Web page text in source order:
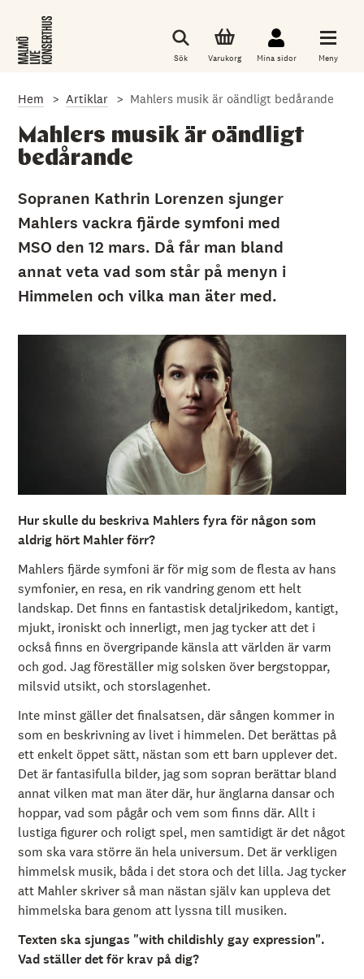
Sök Varukorg Mina sidor Meny
Hem Artiklar Mahlers musik är oändligt bedårande
Mahlers musik är oändligt
bedårande
Sopranen Kathrin Lorenzen sjunger
Mahlers vackra fjärde symfoni med
MSO den 12 mars. Då får man bland
annat veta vad som står på menyn i
Himmelen och vilka man äter med.
Hur skulle du beskriva Mahlers fyra för någon som
aldrig hört Mahler förr?
Mahlers fjärde symfoni är för mig som de flesta av hans
symfonier, en resa, en rik vandring genom ett helt
landskap. Det finns en fantastisk detaljrikedom, kantigt,
mjukt, ironiskt och innerligt, men jag tycker att det i
också finns en övergripande känsla att världen är varm
och god. Jag föreställer mig solsken över bergstoppar,
milsvid utsikt, och storslagenhet.
Inte minst gäller det finalsatsen, där sången kommer in
som en beskrivning av livet i himmelen. Det berättas på
ett enkelt öppet sätt, nästan som ett barn upplever det.
Det är fantasifulla bilder, jag som sopran berättar bland
annat vilken mat man äter där, hur änglarna dansar och
hoppar, vad som pågår och vem som finns där. Allt i
lustiga figurer och roligt spel, men samtidigt är det något
som ska vara större än hela universum. Det är verkligen
himmelsk musik, båda i det stora och det lilla. Jag tycker
att Mahler skriver så man nästan själv kan uppleva det
himmelska bara genom att lyssna till musiken.
Texten ska sjungas "with childishly gay expression".
Vad ställer det för krav på dig?